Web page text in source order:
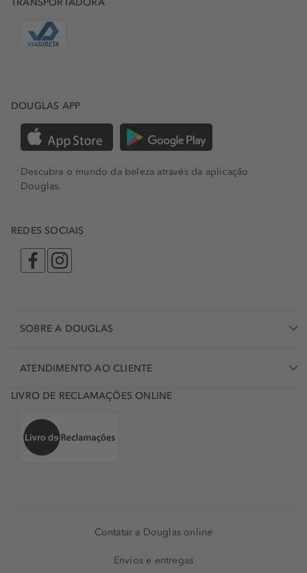
TRANSPORTADORA
DOUGLAS APP
Descubra o mundo da beleza através da aplicação
Douglas.
REDES SOCIAIS
SOBRE A DOUGLAS
ATENDIMENTO AO CLIENTE
LIVRO DE RECLAMAÇÕES ONLINE
Contatar a Douglas online
Envios e entregas